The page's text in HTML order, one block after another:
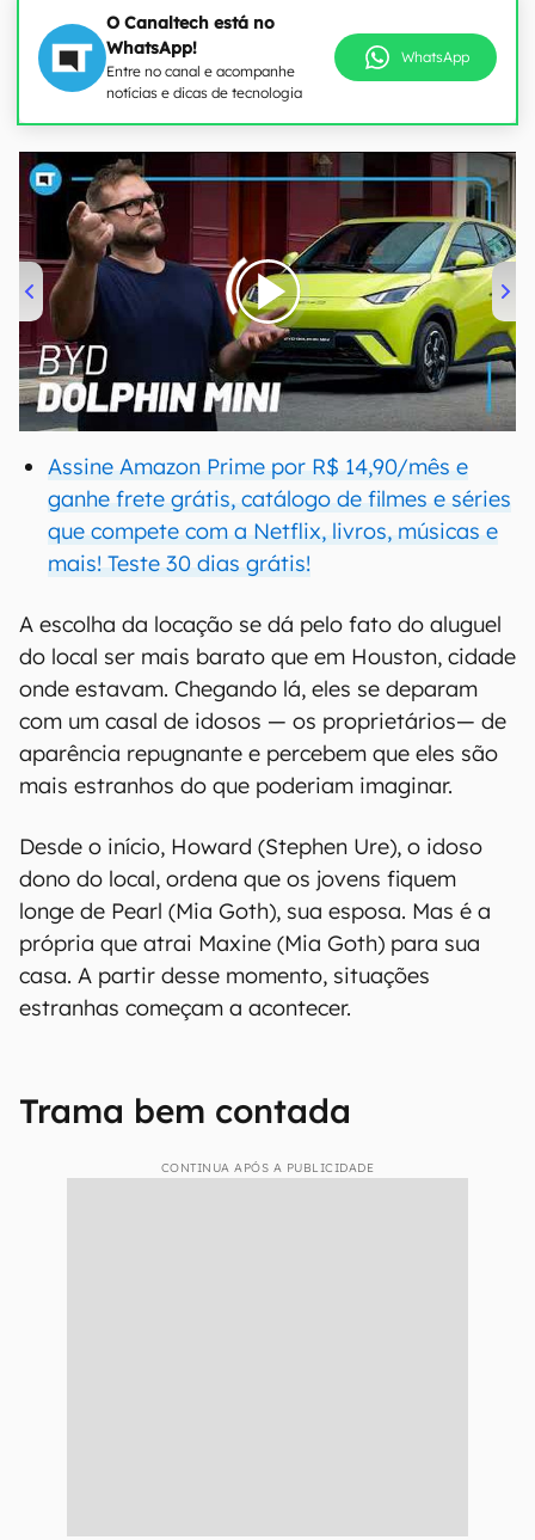
O Canaltech está no
WhatsApp!
Entre no canal e acompanhe
notícias e dicas de tecnologia
WhatsApp
00:00/04:07
Assine Amazon Prime por R$ 14,90/mês e
ganhe frete grátis, catálogo de filmes e séries
que compete com a Netflix, livros, músicas e
mais! Teste 30 dias grátis!
A escolha da locação se dá pelo fato do aluguel
do local ser mais barato que em Houston, cidade
onde estavam. Chegando lá, eles se deparam
com um casal de idosos — os proprietários— de
aparência repugnante e percebem que eles são
mais estranhos do que poderiam imaginar.
Desde o início, Howard (Stephen Ure), o idoso
dono do local, ordena que os jovens fiquem
longe de Pearl (Mia Goth), sua esposa. Mas é a
própria que atrai Maxine (Mia Goth) para sua
casa. A partir desse momento, situações
estranhas começam a acontecer.
Trama bem contada
CONTINUA APÓS A PUBLICIDADE